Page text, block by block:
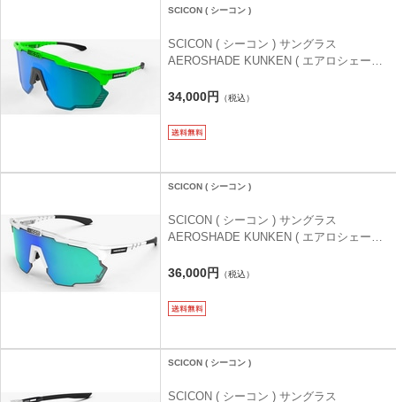
SCICON ( シーコン )
SCICON ( シーコン ) サングラス
AEROSHADE KUNKEN ( エアロシェード
グリーン)
34,000円 （税込）
SCICON ( シーコン )
SCICON ( シーコン ) サングラス
AEROSHADE KUNKEN ( エアロシェード
ン)
36,000円 （税込）
SCICON ( シーコン )
SCICON ( シーコン ) サングラス